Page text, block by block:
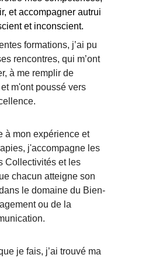
et accompagner autrui
et inconscient.
formations, j’ai pu
rencontres, qui m’ont
à me remplir de
m'ont poussé vers
à mon expérience et
j'accompagne les
Collectivités et les
chacun atteigne son
le domaine du Bien-
ou de la
je fais, j’ai trouvé ma